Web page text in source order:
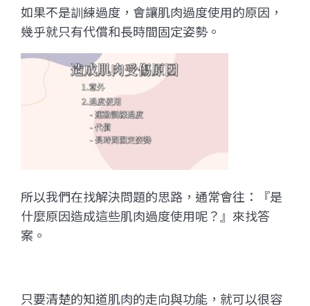
如果不是訓練過度，會讓肌肉過度使用的原因，
幾乎就只有代償和長時間固定姿勢。
所以我們在找解決問題的思路，通常會往：『是
什麼原因造成這些肌肉過度使用呢？』來找答
案。
只要清楚的知道肌肉的走向與功能，就可以很容